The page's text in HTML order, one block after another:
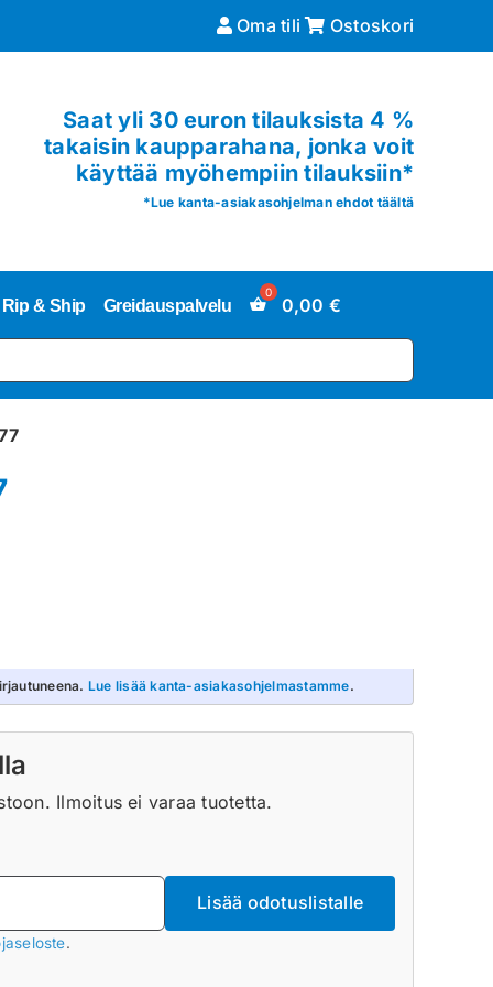
Oma tili Ostoskori
Saat yli 30 euron tilauksista 4 %
takaisin kaupparahana, jonka voit
käyttää myöhempiin tilauksiin*
*Lue kanta-asiakasohjelman ehdot täältä
Rip & Ship Greidauspalvelu 0,00 €
Lue lisää kanta-asiakasohjelmastamme.
Ilmoitus ei varaa tuotetta.
Lisää odotuslistalle
.